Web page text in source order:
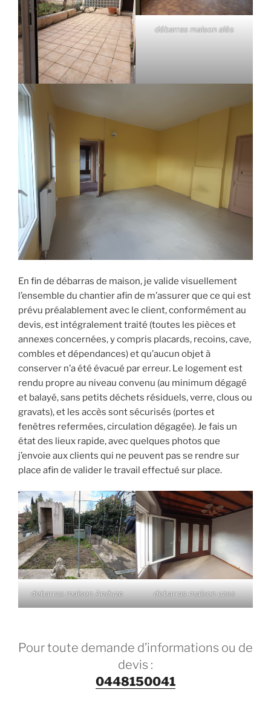
débarras maison alès
En fin de débarras de maison, je valide visuellement
l’ensemble du chantier afin de m’assurer que ce qui est
prévu préalablement avec le client, conformément au
devis, est intégralement traité (toutes les pièces et
annexes concernées, y compris placards, recoins, cave,
combles et dépendances) et qu’aucun objet à
conserver n’a été évacué par erreur. Le logement est
rendu propre au niveau convenu (au minimum dégagé
et balayé, sans petits déchets résiduels, verre, clous ou
gravats), et les accès sont sécurisés (portes et
fenêtres refermées, circulation dégagée). Je fais un
état des lieux rapide, avec quelques photos que
j’envoie aux clients qui ne peuvent pas se rendre sur
place afin de valider le travail effectué sur place.
debarras maison Anduze debarras maison uzes
Pour toute demande d’informations ou de
devis :
0448150041